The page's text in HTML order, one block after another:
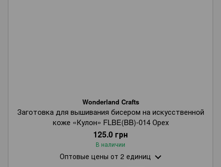
Wonderland Crafts
Заготовка для вышивания бисером на искусственной
коже «Кулон» FLBE(BB)-014 Орех
125.0 грн
В наличии
Оптовые цены от 2 единиц